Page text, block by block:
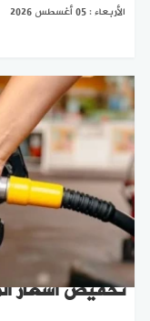
الأربعاء : 05 أغسطس 2026
تخفيض أسعار